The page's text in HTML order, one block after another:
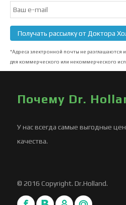
Получать рассылку от Доктора
*Адреса электронной почты не разглашаются
для коммерческого или некоммерческого
Почему Dr.
У нас всегда самые выгодные
качества.
© 2016 Copyright. Dr.Holland.